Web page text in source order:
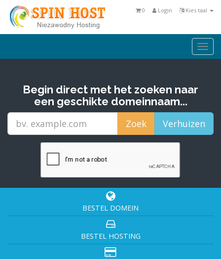
Kies taal
Login
0
Begin direct met het zoeken naar
een geschikte domeinnaam...
BESTEL DOMEIN
BESTEL HOSTING